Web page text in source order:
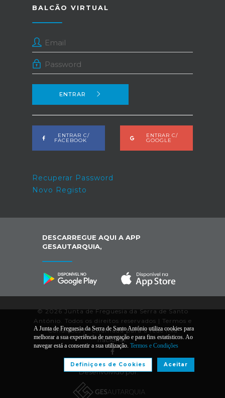
BALCÃO VIRTUAL
ENTRAR
ENTRAR C/
FACEBOOK
ENTRAR C/
GOOGLE
Recuperar Password
Novo Registo
DESCARREGUE AQUI A APP
GESAUTARQUIA,
© 2026 Junta de Freguesia da Serra de Santo
António. Todos os direitos reservados | Termos e
Condições|*Chamada para a rede fixa
nacional.
Desenvolvido por:
A Junta de Freguesia da Serra de Santo António utiliza cookies para
melhorar a sua experiência de navegação e para fins estatísticos. Ao
navegar está a consentir a sua utilização. Termos e Condições
Aceitar
Definiçoes de Cookies